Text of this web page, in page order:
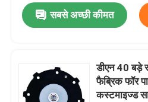
उत्पाद
सबसे अच्छी कीमत
डीएन 40 बड़े
फैब्रिक फॉर
कस्टमाइज्ड